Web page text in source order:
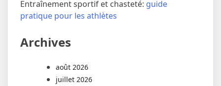
Entraînement sportif et chasteté: guide
pratique pour les athlètes
Archives
août 2026
juillet 2026